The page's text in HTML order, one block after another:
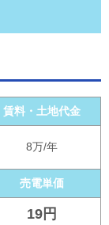
o
賃料・土地代金
8万/年
売電単価
19円